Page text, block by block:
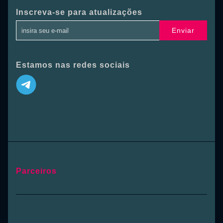
Inscreva-se para atualizações
Enviar
Estamos nas redes sociais
Parceiros